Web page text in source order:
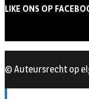
LIKE ONS OP
© Auteursrecht op